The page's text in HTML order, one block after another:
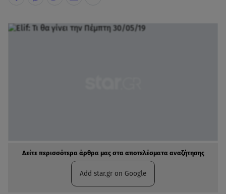
Δείτε περισσότερα άρθρα μας στα αποτελέσματα αναζήτησης
Add star.gr on Google